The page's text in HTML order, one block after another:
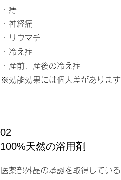
・痔
・神経痛
・リウマチ
・冷え症
​・産前、産後の冷え症
​※効能効果には個人差があります
02
​100%天然の浴用剤
医薬部外品の承認を取得している